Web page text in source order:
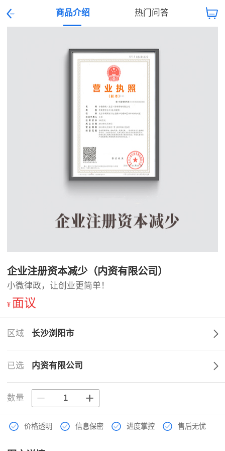
商品介绍 热门问答
企业注册资本减少（内资有限公司）
小微律政，让创业更简单！
¥ 面议
区域 长沙浏阳市
已选 内资有限公司
数量
价格透明 信息保密 进度掌控 售后无忧